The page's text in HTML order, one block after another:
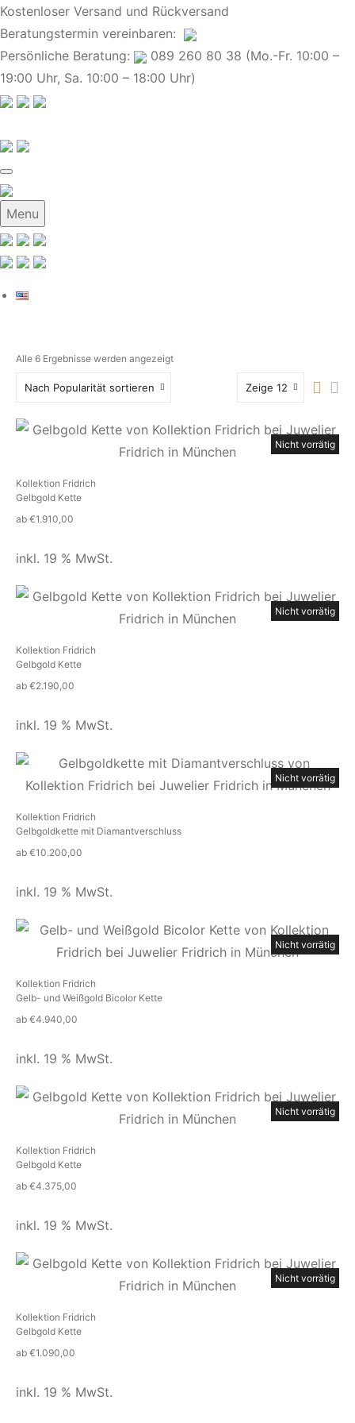
Kostenloser Versand und Rückversand
Beratungstermin vereinbaren:
Persönliche Beratung:
089 260 80 38 (Mo.-Fr. 10:00 –
19:00 Uhr, Sa. 10:00 – 18:00 Uhr)
Menu
Alle 6 Ergebnisse werden angezeigtNach
Nach Popularität sortieren Zeige 12
Nicht vorrätig
Kollektion Fridrich
Gelbgold Kette
ab €1.910,00
inkl. 19 % MwSt.
Nicht vorrätig
Kollektion Fridrich
Gelbgold Kette
ab €2.190,00
inkl. 19 % MwSt.
Nicht vorrätig
Kollektion Fridrich
Gelbgoldkette mit Diamantverschluss
ab €10.200,00
inkl. 19 % MwSt.
Nicht vorrätig
Kollektion Fridrich
Gelb- und Weißgold Bicolor Kette
ab €4.940,00
inkl. 19 % MwSt.
Nicht vorrätig
Kollektion Fridrich
Gelbgold Kette
ab €4.375,00
inkl. 19 % MwSt.
Nicht vorrätig
Kollektion Fridrich
Gelbgold Kette
ab €1.090,00
inkl. 19 % MwSt.